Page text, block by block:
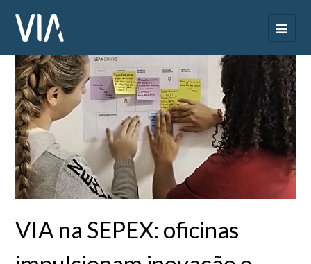
VIA na SEPEX: oficinas